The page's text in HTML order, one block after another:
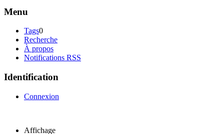
Menu
Tags0
Recherche
À propos
Notifications RSS
Identification
Connexion
Affichage